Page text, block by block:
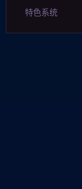
特色系统